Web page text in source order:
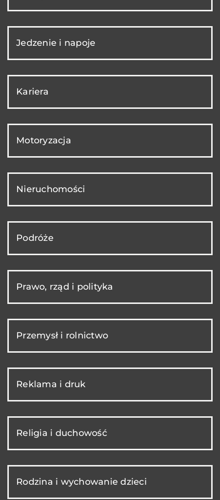
Jedzenie i napoje
Kariera
Motoryzacja
Nieruchomości
Podróże
Prawo, rząd i polityka
Przemysł i rolnictwo
Reklama i druk
Religia i duchowość
Rodzina i wychowanie dzieci